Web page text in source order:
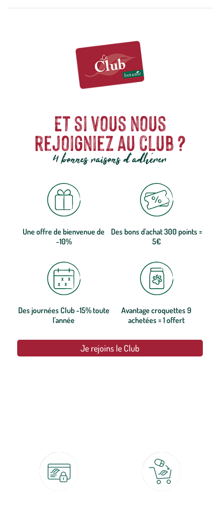
Et si vous nous
rejoigniez au club ?
4 bonnes raisons d'adhérer
Une offre de bienvenue de
-10%
Des bons d'achat 300 points =
5€
Des journées Club -15% toute
l'année
Avantage croquettes 9
achetées = 1 offert
Je rejoins le Club